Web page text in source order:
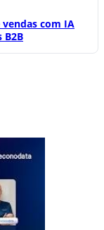
com IA
B2B